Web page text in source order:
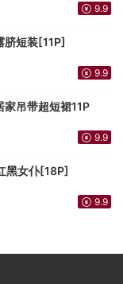
9.9
脐短装[11P]
9.9
吊带超短裙11P
9.9
黑女仆[18P]
9.9